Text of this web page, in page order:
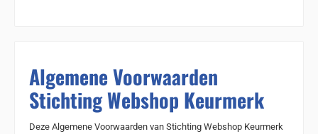
Algemene Voorwaarden
Stichting Webshop Keurmerk
Deze Algemene Voorwaarden van Stichting Webshop Keurmerk